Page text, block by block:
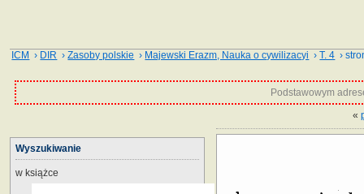
ICM › DIR ›Zasoby polskie › Majewski Erazm, Nauka o cywilizacyi ›T. 4 ›
Podstawowym
«
Wyszukiwanie
w książce